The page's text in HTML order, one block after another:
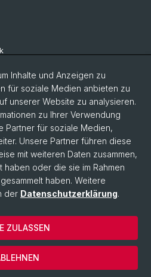
Inhalte und Anzeigen zu
für soziale Medien anbieten zu
unserer Website zu analysieren.
zu Ihrer Verwendung
Partner für soziale Medien,
Unsere Partner führen diese
mit weiteren Daten zusammen,
oder die sie im Rahmen
haben. Weitere
der Datenschutzerklärung.
ZULASSEN